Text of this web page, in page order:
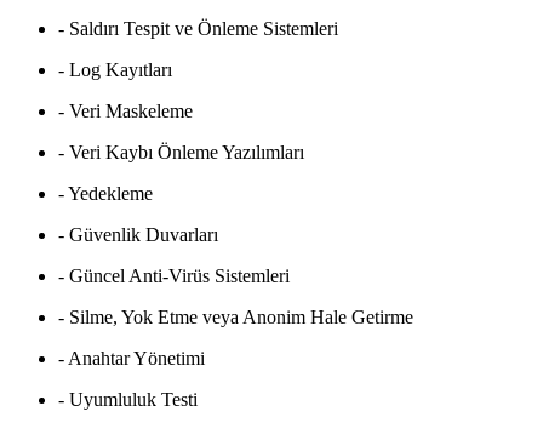
- Saldırı Tespit ve Önleme Sistemleri
- Log Kayıtları
- Veri Maskeleme
- Veri Kaybı Önleme Yazılımları
- Yedekleme
- Güvenlik Duvarları
- Güncel Anti-Virüs Sistemleri
- Silme, Yok Etme veya Anonim Hale Getirme
- Anahtar Yönetimi
- Uyumluluk Testi